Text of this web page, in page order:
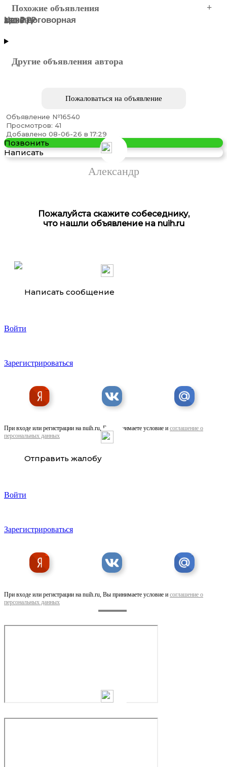
Похожие объявления
дрель-шуруповерт Xiaomi 12v brushless drill qwldz001
5 299 ₽
55 000 ₽
Цена договорная
Шпилька 6.30. Оцинкованная для . ..
170 ₽
850 ₽
280 ₽
Другие объявления автора
Пожаловаться на объявление
Объявление №16540
Просмотров: 41
Добавлено 08-06-26 в 17:29
Позвонить
Написать
Александр
Пожалуйста скажите собеседнику,
что нашли объявление на nuih.ru
Написать сообщение
Войти
Зарегистрироваться
При входе или регистрации на nuih.ru, Вы принимаете условие и соглашение о
персональных данных
Отправить жалобу
Войти
Зарегистрироваться
При входе или регистрации на nuih.ru, Вы принимаете условие и соглашение о
персональных данных